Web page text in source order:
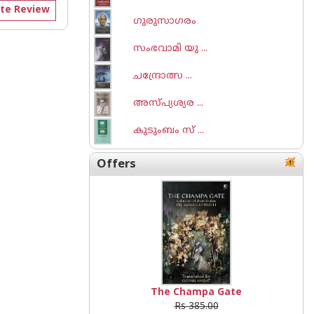
Review
ഗുരുസാഗരം
സംഭവാമി യു ...
ചന്ദ്രോത്സ ...
അസ്പ്യശ്യര ...
കുടുംബം സ് ...
Offers
The Champa Gate
Rs 385.00